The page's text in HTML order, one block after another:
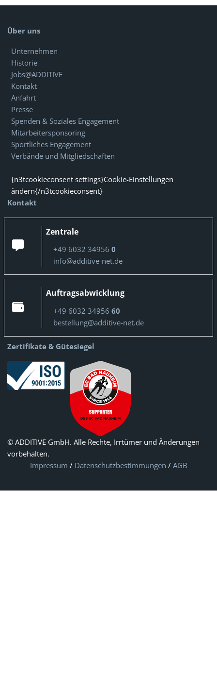
Über uns
Unternehmen
Historie
Jobs@ADDITIVE
Kontakt
Anfahrt
Presse
Spenden & Soziales Engagement
Mitarbeitersponsoring
Sportliches Engagement
Verbände und Mitgliedschaften
{n3tcookieconsent settings}Cookie-Einstellungen
ändern{/n3tcookieconsent}
Kontakt
Zentrale
+49 6032 34956 0
info@additive-net.de
Auftragsabwicklung
+49 6032 34956 60
bestellung@additive-net.de
Zertifikate & Gütesiegel
© ADDITIVE GmbH. Alle Rechte, Irrtümer und Änderungen
vorbehalten.
Impressum / Datenschutzbestimmungen / AGB